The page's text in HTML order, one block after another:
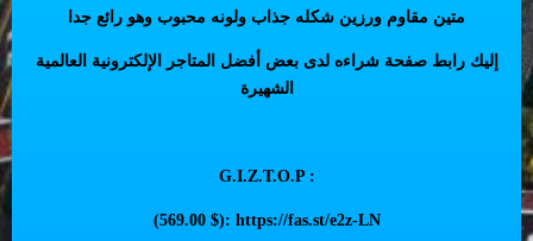
متين مقاوم ورزين شكله جذاب ولونه محبوب وهو رائع جدا
إليك رابط صفحة شراءه لدى بعض أفضل المتاجر الإلكترونية العالمية
الشهيرة
G.I.Z.T.O.P :
(569.00 $): https://fas.st/e2z-LN